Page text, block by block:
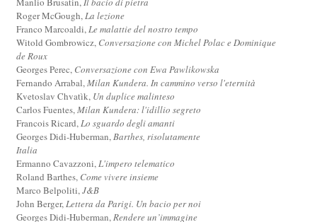
Roger McGough,La lezione
Franco Marcoaldi,Le malattie del nostro tempo
Witold Gombrowicz, Conversazione con Michel Polac e Dominique
de Roux
Georges Perec, Conversazione con Ewa Pawlikowska
Fernando Arrabal,Milan Kundera. In cammino verso l'eternità
Kvetoslav Chvatìk, Un duplice malinteso
Carlos Fuentes,Milan Kundera: l'idillio segreto
Francois Ricard,Lo sguardo degli amanti
Georges Didi-Huberman,Barthes, risolutamente
Italia
Ermanno Cavazzoni,L'impero telematico
Roland Barthes, Come vivere insieme
Marco Belpoliti,J&B
John Berger,Lettera da Parigi. Un bacio per noi
Georges Didi-Huberman,Rendere un’immagine